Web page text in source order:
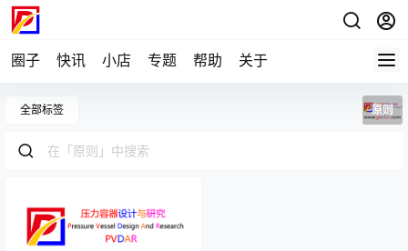
圈子 快讯 小店 专题 帮助 关于
全部标签 原则